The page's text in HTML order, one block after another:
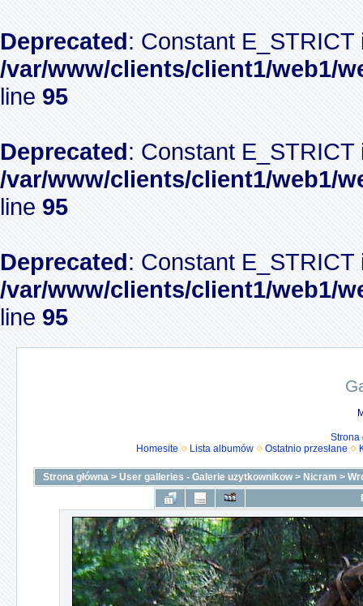
Deprecated: Constant
/var/www/clients/client1/web1/
line 95
Deprecated: Constant
/var/www/clients/client1/web1/
line 95
Deprecated: Constant
/var/www/clients/client1/web1/
line 95
Strona
Homesite
Lista albumów Ostatnio przesłane
Strona główna > User galleries - Galerie uzytkownikow> Nicram >